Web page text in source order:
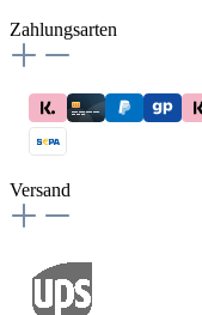
Zahlungsarten
Versand